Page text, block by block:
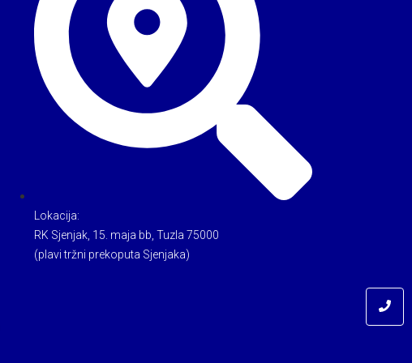
Lokacija:
RK Sjenjak, 15. maja bb, Tuzla 75000
(plavi tržni prekoputa Sjenjaka)